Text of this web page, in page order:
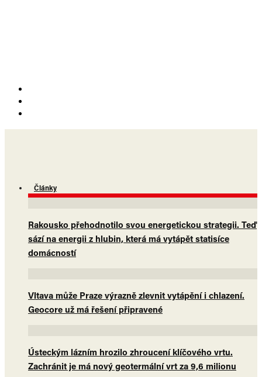
Články
Rakousko přehodnotilo svou energetickou strategii. Teď
sází na energii z hlubin, která má vytápět statisíce
domácností
Vltava může Praze výrazně zlevnit vytápění i chlazení.
Geocore už má řešení připravené
Ústeckým lázním hrozilo zhroucení klíčového vrtu.
Zachránit je má nový geotermální vrt za 9,6 milionu